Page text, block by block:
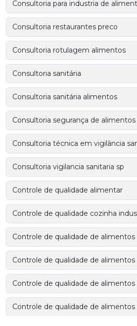
Consultoria para industria de
Consultoria restaurantes preco
Consultoria rotulagem alimentos
Consultoria sanitária
Consultoria sanitária alimentos
Consultoria segurança de alimentos
Consultoria técnica em vigilância
Consultoria vigilancia sanitaria sp
Controle de qualidade alimentar
Controle de qualidade cozinha
Controle de qualidade de alimentos
Controle de qualidade de alimentos
Controle de qualidade de
Controle de qualidade de